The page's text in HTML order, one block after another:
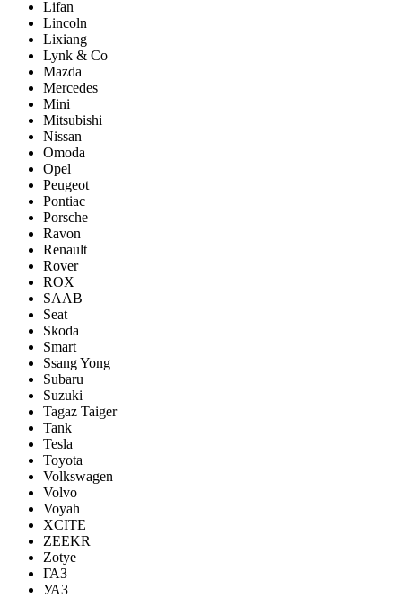
Lifan
Lincoln
Lixiang
Lynk & Co
Mazda
Mercedes
Mini
Mitsubishi
Nissan
Omoda
Opel
Peugeot
Pontiac
Porsсhe
Ravon
Renault
Rover
ROX
SAAB
Seat
Skoda
Smart
Ssang Yong
Subaru
Suzuki
Tagaz Taiger
Tank
Tesla
Toyota
Volkswagen
Volvo
Voyah
XCITE
ZEEKR
Zotye
ГАЗ
УАЗ